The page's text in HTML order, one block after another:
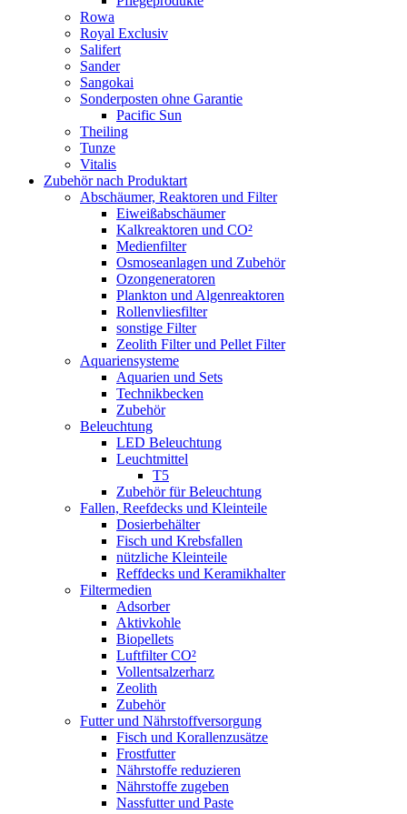
Rowa
Royal Exclusiv
Salifert
Sander
Sangokai
Sonderposten ohne Garantie
Pacific Sun
Theiling
Tunze
Vitalis
Zubehör nach Produktart
Abschäumer, Reaktoren und Filter
Eiweißabschäumer
Kalkreaktoren und CO²
Medienfilter
Osmoseanlagen und Zubehör
Ozongeneratoren
Plankton und Algenreaktoren
Rollenvliesfilter
sonstige Filter
Zeolith Filter und Pellet Filter
Aquariensysteme
Aquarien und Sets
Technikbecken
Zubehör
Beleuchtung
LED Beleuchtung
Leuchtmittel
T5
Zubehör für Beleuchtung
Fallen, Reefdecks und Kleinteile
Dosierbehälter
Fisch und Krebsfallen
nützliche Kleinteile
Reffdecks und Keramikhalter
Filtermedien
Adsorber
Aktivkohle
Biopellets
Luftfilter CO²
Vollentsalzerharz
Zeolith
Zubehör
Futter und Nährstoffversorgung
Fisch und Korallenzusätze
Frostfutter
Nährstoffe reduzieren
Nährstoffe zugeben
Nassfutter und Paste